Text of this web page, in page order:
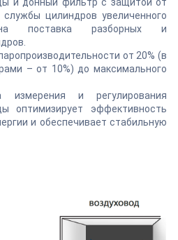
и донный фильтр с защитой от
цилиндров увеличенного
поставка разборных и
от 20% (в
– от 10%) до максимального
измерения и регулирования
оптимизирует эффективность
и обеспечивает стабильную